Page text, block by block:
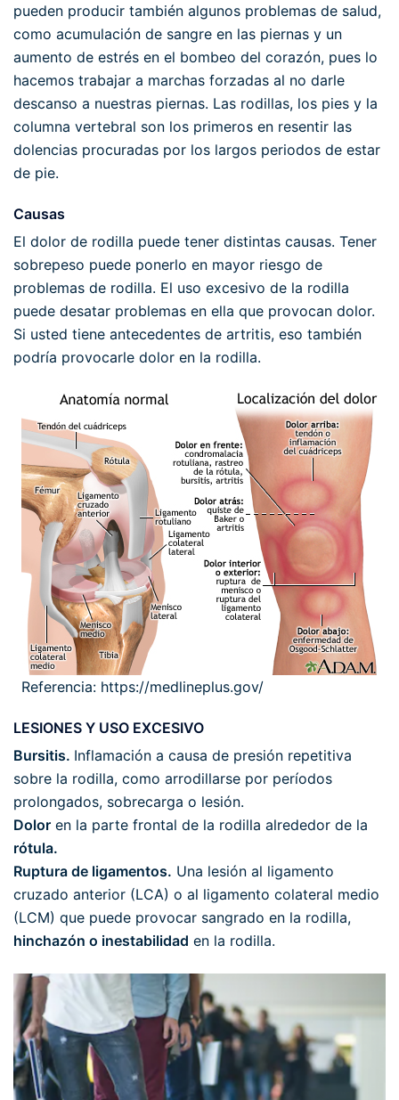
pueden producir también algunos problemas de salud,
como acumulación de sangre en las piernas y un
aumento de estrés en el bombeo del corazón, pues lo
hacemos trabajar a marchas forzadas al no darle
descanso a nuestras piernas. Las rodillas, los pies y la
columna vertebral son los primeros en resentir las
dolencias procuradas por los largos periodos de estar
de pie.
Causas
El dolor de rodilla puede tener distintas causas. Tener
sobrepeso puede ponerlo en mayor riesgo de
problemas de rodilla. El uso excesivo de la rodilla
puede desatar problemas en ella que provocan dolor.
Si usted tiene antecedentes de artritis, eso también
podría provocarle dolor en la rodilla.
Referencia: https://medlineplus.gov/
LESIONES Y USO EXCESIVO
Bursitis. Inflamación a causa de presión repetitiva
sobre la rodilla, como arrodillarse por períodos
prolongados, sobrecarga o lesión.
Dolor en la parte frontal de la rodilla alrededor de la
rótula.
Ruptura de ligamentos. Una lesión al ligamento
cruzado anterior (LCA) o al ligamento colateral medio
(LCM) que puede provocar sangrado en la rodilla,
hinchazón o inestabilidad en la rodilla.